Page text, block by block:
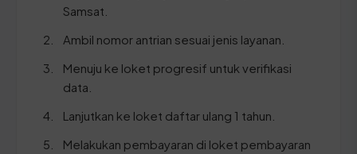
Samsat.
Ambil nomor antrian sesuai jenis layanan.
Menuju ke loket progresif untuk verifikasi
data.
Lanjutkan ke loket daftar ulang 1 tahun.
Melakukan pembayaran di loket pembayaran